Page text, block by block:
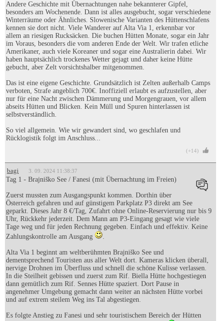
Andere Geschichte mit Übernachtungen nahe bekannterer Gipfel,
besonders am Wochenende. Dann ist alles ausgebucht, sogar verschiedene
Winterräume oder Ähnliches. Slowenische Varianten des Hüttenschlafens
kennen sie dort nicht. Viele Wanderer auf Alta Via 1, erkennbar vor
allem an riesigen Rucksäcken. Die buchen Hütten Monate, sogar ein Jahr
im Voraus, besonders die vom anderen Ende der Welt. Wir trafen etliche
Amerikaner, auch viele Koreaner und sogar eine Australierin dabei. Wir
haben hauptsächlich trockenes Wetter gejagt und daher keine Hütte
gebucht, aber Zelt vorsichtshalber mitgenommen.
Das ist eine eigene Geschichte. Grundsätzlich ist Zelten außerhalb Camps
verboten, Strafe angeblich 700€. Inoffiziell erlaubt es aufzustellen, aber
nur für eine Nacht zwischen Dämmerung und Morgengrauen, vor allem
abseits Hütten und Blicken. Kein Müll und Spuren hinterlassen ist
selbstverständlich.
So viel allgemein. Wie wir gewandert sind, wo geschlafen und
Rücklogistik folgt im Anschluss...
(+14)
bagi 3. 09. 2024 11:38:37
Tag 1 - Brajniško See / Fanesi (mit Übernachtung im Freien)
Zuerst mussten zum Ausgangspunkt kommen. Dorthin über
Österreich gefahren und auf günstigem Parkplatz P3 direkt am See
geparkt. Dieses Jahr 8 €/Tag, Zufahrt ohne Online-Reservierung nur bis 9
Uhr, Rückkehr jederzeit. Dem Mann am P3-Eingang gesagt wie viele
Tage weg und für jeden Rechnung gegeben. Einfach und effektiv. Keine
Zahlungskontrolle am Ausgang
.
Alta Via 1 beginnt am weltberühmten Brajniško See und
dementsprechend Touristen aus aller Welt dort. Kameras klicken überall,
nervige Drohnen im Überfluss und schnell die schöne Kulisse verlassen.
In die Steilheit gebissen und zuerst zum Rif. Biella Hütte hochgestiegen
dann gemütlich zum Rif. Sennes Hütte spaziert. Dort Pause in
angenehmer Umgebung gemacht dann weiter an nächsten Hütte vorbei
und auf extrem steilem Weg ins Tal abgestiegen.
Es folgte Anstieg zu Fanesi und sehr touristischem Bereich der Hütten